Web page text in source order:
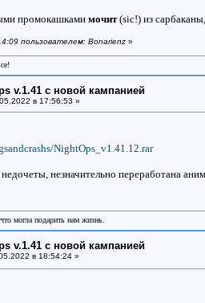
промокашками мочит(sic!) из
пользователем: Bonarienz »
v.1.41 с новой кампанией
в 17:56:53 »
NightOps_v1.41.12.rar
незначительно переработана
могла подарить нам жизнь.
v.1.41 с новой кампанией
в 18:54:24 »